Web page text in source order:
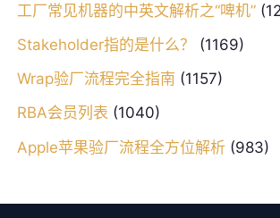
工厂常见机器的中英文解析之“啤机”
Stakeholder指的是什么？
(1169)
Wrap验厂流程完全指南 (1157)
RBA会员列表 (1040)
Apple苹果验厂流程全方位解析(983)